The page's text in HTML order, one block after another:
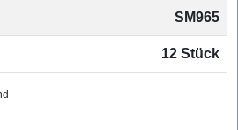
SM965
12 Stück